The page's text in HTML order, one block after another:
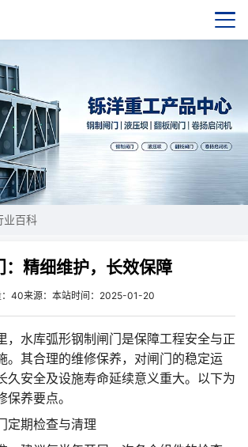
业百科
：精细维护，长效保障
：40来源：本站时间：2025-01-20
，水库弧形钢制闸门是保障工程安全与正
。其合理的维修保养，对闸门的稳定运
久安全及设施寿命延续意义重大。以下为
养要点。
定期检查与清理